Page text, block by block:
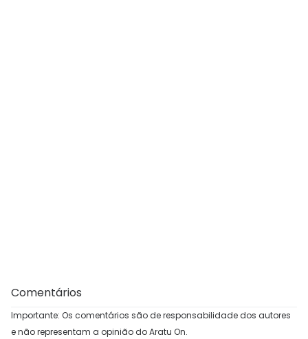
Comentários
Importante: Os comentários são de responsabilidade dos autores
e não representam a opinião do Aratu On.